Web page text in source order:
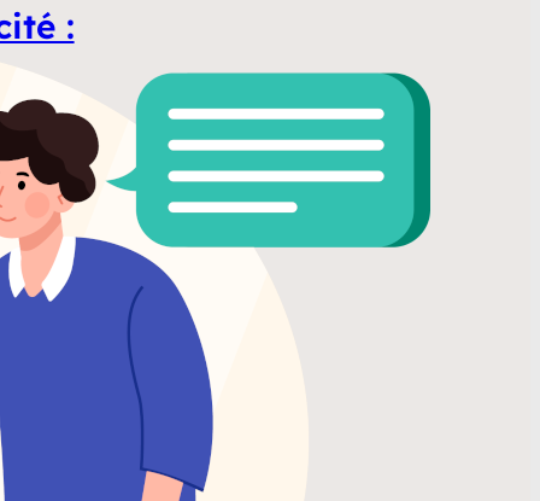
:
faire